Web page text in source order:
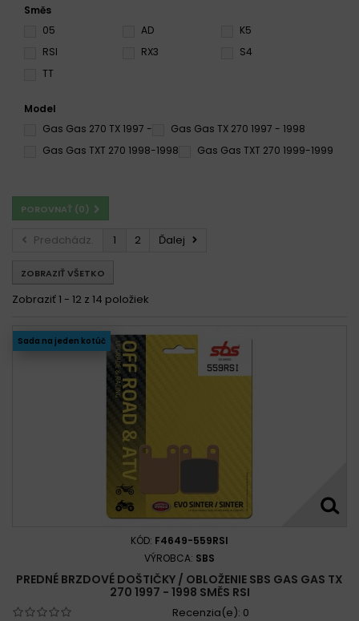
Směs
05
AD
K5
RSI
RX3
S4
TT
Model
Gas Gas 270 TX 1997 -
Gas Gas TX 270 1997 - 1998
Gas Gas TXT 270 1998-1998
Gas Gas TXT 270 1999-1999
POROVNAŤ (0)
Predchádz. 1 2 Ďalej
ZOBRAZIŤ VŠETKO
Zobraziť 1 - 12 z 14 položiek
Sada na jeden kotúč
KÓD: F4649-559RSI
VÝROBCA: SBS
PREDNÉ BRZDOVÉ DOŠTIČKY / OBLOŽENIE SBS GAS GAS TX
270 1997 - 1998 SMĚS RSI
Recenzia(e): 0